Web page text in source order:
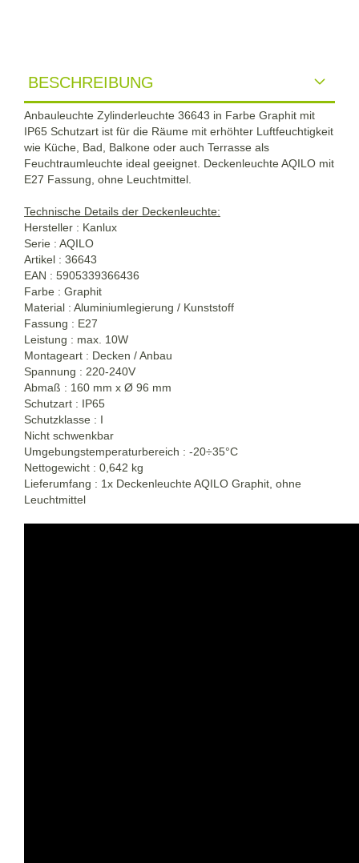
BESCHREIBUNG
Anbauleuchte Zylinderleuchte 36643 in Farbe Graphit mit
IP65 Schutzart ist für die Räume mit erhöhter Luftfeuchtigkeit
wie Küche, Bad, Balkone oder auch Terrasse als
Feuchtraumleuchte ideal geeignet. Deckenleuchte AQILO mit
E27 Fassung, ohne Leuchtmittel.
Technische Details der Deckenleuchte:
Hersteller : Kanlux
Serie : AQILO
Artikel : 36643
EAN : 5905339366436
Farbe : Graphit
Material : Aluminiumlegierung / Kunststoff
Fassung : E27
Leistung : max. 10W
Montageart : Decken / Anbau
Spannung : 220-240V
Abmaß : 160 mm x Ø 96 mm
Schutzart : IP65
Schutzklasse : I
Nicht schwenkbar
Umgebungstemperaturbereich : -20÷35°C
Nettogewicht : 0,642 kg
Lieferumfang : 1x Deckenleuchte AQILO Graphit, ohne
Leuchtmittel